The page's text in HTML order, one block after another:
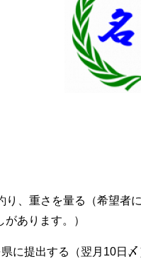
り、重さを量る（希望者
あります。）
に提出する（翌月10日〆